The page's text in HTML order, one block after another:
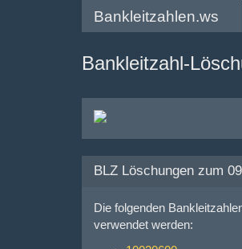
Bankleitzahlen.ws
Bankleitzahl-
BLZ Löschungen zum
Die folgenden
verwendet werden: